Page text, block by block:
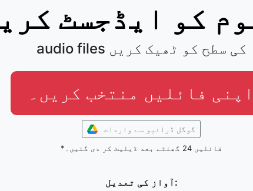
کو ایڈجسٹ
audio files کی سطح کو ٹھیک کریں
اپنی فائلیں منتخب کریں۔
گوگل ڈرائیو سے واردات
*فائلیں 24 گھنٹے بعد ڈیلیٹ کر دی گئیں۔
آواز کی تعدیل: